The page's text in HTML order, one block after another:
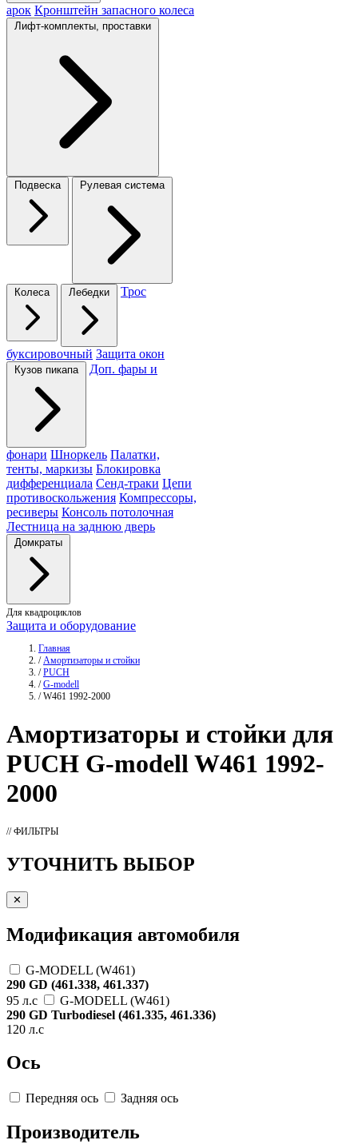
арок Кронштейн запасного колеса
Лифт-комплекты, проставки
Подвеска Рулевая система
Колеса Лебедки Трос
буксировочный Защита окон
Кузов пикапа Доп. фары и
фонари Шноркель Палатки,
тенты, маркизы Блокировка
дифференциала Сенд-траки Цепи
противоскольжения Компрессоры,
ресиверы Консоль потолочная
Лестница на заднюю дверь
Домкраты
Для квадроциклов
Защита и оборудование
Главная
/ Амортизаторы и стойки
/ PUCH
/ G-modell
/ W461 1992-2000
Амортизаторы и стойки для
PUCH G-modell W461 1992-
2000
// ФИЛЬТРЫ
УТОЧНИТЬ ВЫБОР
✕
Модификация автомобиля
G-MODELL (W461)
290 GD (461.338, 461.337)
95 л.с
G-MODELL (W461)
290 GD Turbodiesel (461.335, 461.336)
120 л.с
Ось
Передняя ось Задняя ось
Производитель